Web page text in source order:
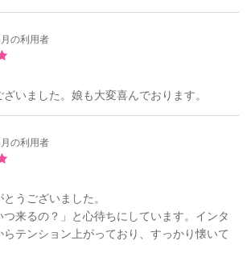
の利用者
いました。娘も大変喜んでおります。
の利用者
うございました。
来るの？」と心待ちにしています。インタ
テンション上がっており、すっかり懐いて